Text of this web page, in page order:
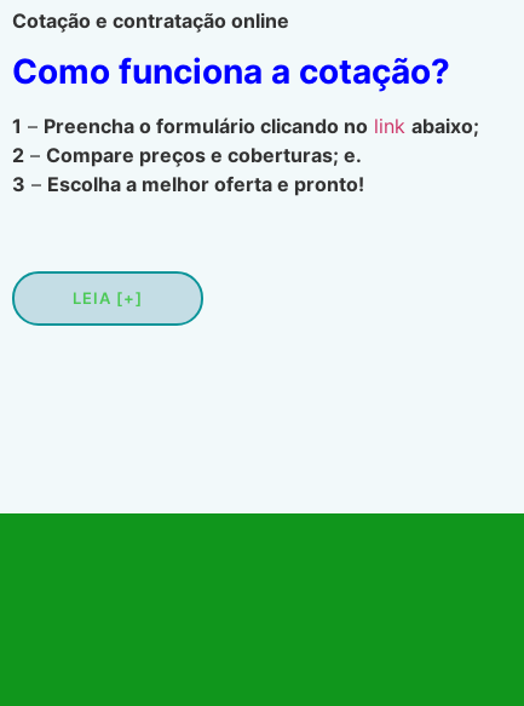
Cotação e contratação online
Como funciona a cotação?
1 – Preencha o formulário clicando no link abaixo;
2 – Compare preços e coberturas; e.
3 – Escolha a melhor oferta e pronto!
LEIA [+]